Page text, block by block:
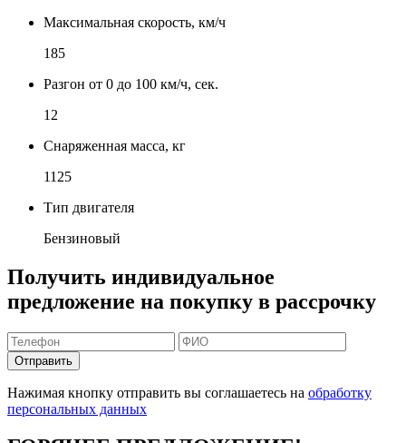
Максимальная скорость, км/ч
185
Разгон от 0 до 100 км/ч, сек.
12
Снаряженная масса, кг
1125
Тип двигателя
Бензиновый
Получить индивидуальное
предложение на покупку в рассрочку
Отправить
Нажимая кнопку отправить вы соглашаетесь на обработку
персональных данных